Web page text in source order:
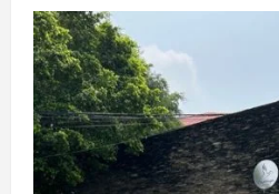
Élections
sénatoriales
:
faire
campagne
est
interdit
mais
a-
t-
on